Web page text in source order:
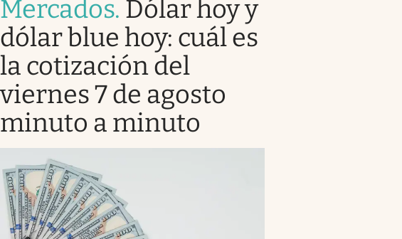
Mercados. Dólar hoy y
dólar blue hoy: cuál es
la cotización del
viernes 7 de agosto
minuto a minuto